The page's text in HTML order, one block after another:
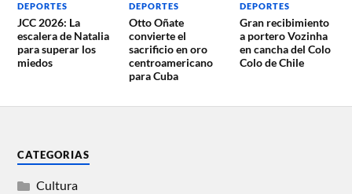
DEPORTES
JCC 2026: La
escalera de Natalia
para superar los
miedos
DEPORTES
Otto Oñate
convierte el
sacrificio en oro
centroamericano
para Cuba
DEPORTES
Gran recibimiento
a portero Vozinha
en cancha del Colo
Colo de Chile
CATEGORIAS
Cultura